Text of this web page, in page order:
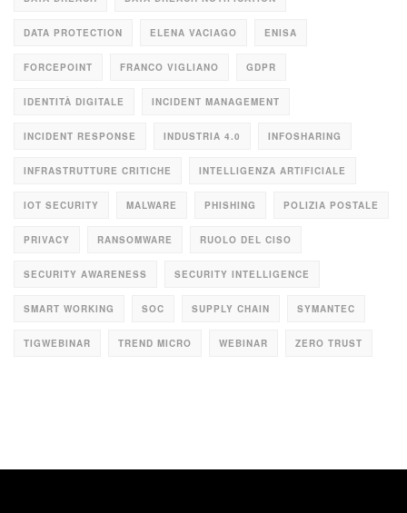
DATA PROTECTION ELENA VACIAGO ENISA
FORCEPOINT FRANCO VIGLIANO GDPR
IDENTITÀ DIGITALE INCIDENT MANAGEMENT
INCIDENT RESPONSE INDUSTRIA 4.0 INFOSHARING
INFRASTRUTTURE CRITICHE INTELLIGENZA ARTIFICIALE
IOT SECURITY MALWARE PHISHING POLIZIA POSTALE
PRIVACY RANSOMWARE RUOLO DEL CISO
SECURITY AWARENESS SECURITY INTELLIGENCE
SMART WORKING SOC SUPPLY CHAIN SYMANTEC
TIGWEBINAR TREND MICRO WEBINAR ZERO TRUST